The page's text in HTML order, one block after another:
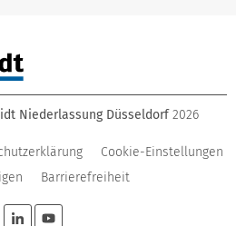
Niederlassung Düsseldorf 2026
Cookie-Einstellungen
Barrierefreiheit